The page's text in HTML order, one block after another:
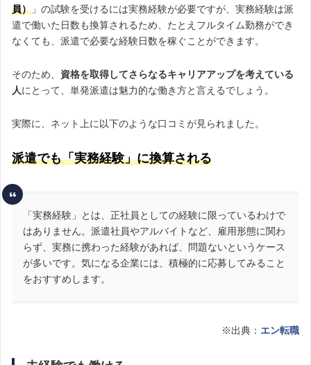
員） 」の試験を受けるには実務経験が必要ですが、実務経験は派
遣で働いた日数も換算されるため、たとえフルタイム勤務ができ
なくても、派遣で必要な経験日数を稼ぐことができます。
そのため、 資格を取得してさらなるキャリアアップを考えている
人にとって、単発派遣は魅力的な働き方と言えるでしょう。
実際に、ネット上に以下のような口コミが見られました。
派遣でも「実務経験」に換算される
「実務経験」とは、正社員としての経験に限っているわけで
はありません。派遣社員やアルバイトなど、雇用形態に関わ
らず、実務に携わった経験があれば、問題ないというケース
が多いです。気になる企業には、積極的に応募してみること
をおすすめします。
※出典： エン転職